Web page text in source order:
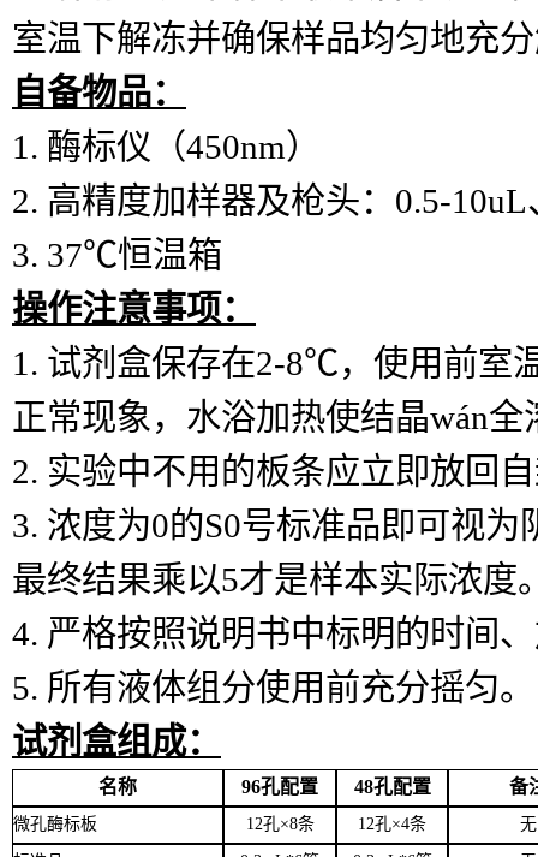
室温下解冻并确保样品均匀地充
自备物品：
1. 酶标仪（450nm）
2. 高精度加样器及枪头： 0.5-
3. 37℃恒温箱
操作注意事项：
1. 试剂盒保存在2-8℃，使用前室
正常现象，水浴加热使结晶wán
2. 实验中不用的板条应立即放回
3. 浓度为0的S0号标准品即可视
最终结果乘以5才是样本实际浓度
4. 严格按照说明书中标明的时间
5. 所有液体组分使用前充分摇匀。
试剂盒组成：
名称 96孔配置 48孔配置 备
微孔酶标板 12孔×8条 12孔×4条 无